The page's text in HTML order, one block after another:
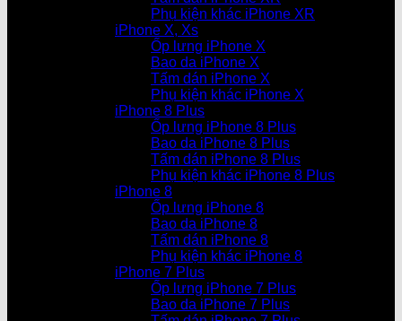
Phụ kiện khác iPhone XR
iPhone X, Xs
Ốp lưng iPhone X
Bao da iPhone X
Tấm dán iPhone X
Phụ kiện khác iPhone X
iPhone 8 Plus
Ốp lưng iPhone 8 Plus
Bao da iPhone 8 Plus
Tấm dán iPhone 8 Plus
Phụ kiện khác iPhone 8 Plus
iPhone 8
Ốp lưng iPhone 8
Bao da iPhone 8
Tấm dán iPhone 8
Phụ kiện khác iPhone 8
iPhone 7 Plus
Ốp lưng iPhone 7 Plus
Bao da iPhone 7 Plus